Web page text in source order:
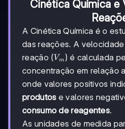
Cinética Química e
A Cinética Química é o
das reações. A
reação (V_m
Vm) é calculada
concentração em relação
onde valores positivos
produtos e valores
consumo de reagentes.
As unidades de medida